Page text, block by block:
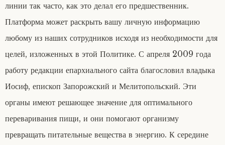
линии так часто, как это делал его предшественник.
Платформа может раскрыть вашу личную информацию
любому из наших сотрудников исходя из необходимости для
целей, изложенных в этой Политике. С апреля 2009 года
работу редакции епархиального сайта благословил владыка
Иосиф, епископ Запорожский и Мелитопольский. Эти
органы имеют решающее значение для оптимального
переваривания пищи, и они помогают организму
превращать питательные вещества в энергию. К середине